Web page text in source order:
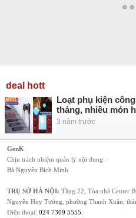
deal hott
Loạt phụ kiện
tháng, nhiều món
3 năm trước
GenK
Chịu trách nhiệm quản lý nội dung:
Bà Nguyễn Bích Minh
TRỤ SỞ HÀ NỘI: Tầng 22, Tòa nhà Center
Nguyễn Huy Tưởng, phường Thanh Xuân,
Điện thoại: 024 7309 5555